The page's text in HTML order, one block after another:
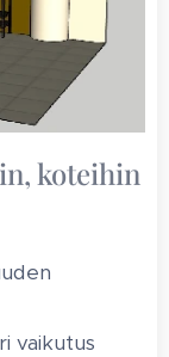
koteihin
vaikutus